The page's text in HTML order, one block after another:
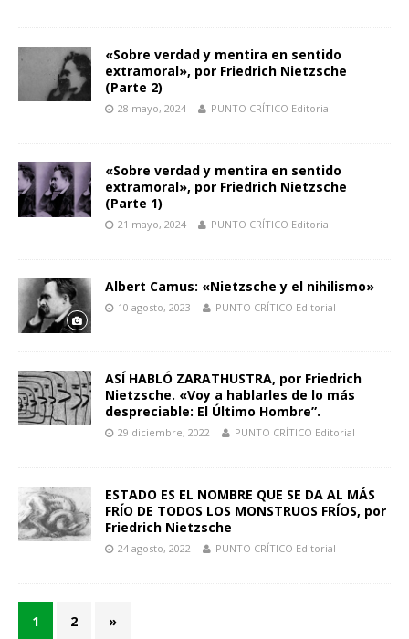
«Sobre verdad y mentira en sentido
extramoral», por Friedrich Nietzsche
(Parte 2)
28 mayo, 2024 PUNTO CRÍTICO Editorial
«Sobre verdad y mentira en sentido
extramoral», por Friedrich Nietzsche
(Parte 1)
21 mayo, 2024 PUNTO CRÍTICO Editorial
Albert Camus: «Nietzsche y el nihilismo»
10 agosto, 2023 PUNTO CRÍTICO Editorial
ASÍ HABLÓ ZARATHUSTRA, por Friedrich
Nietzsche. «Voy a hablarles de lo más
despreciable: El Último Hombre”.
29 diciembre, 2022 PUNTO CRÍTICO Editorial
ESTADO ES EL NOMBRE QUE SE DA AL MÁS
FRÍO DE TODOS LOS MONSTRUOS FRÍOS, por
Friedrich Nietzsche
24 agosto, 2022 PUNTO CRÍTICO Editorial
1 2 »